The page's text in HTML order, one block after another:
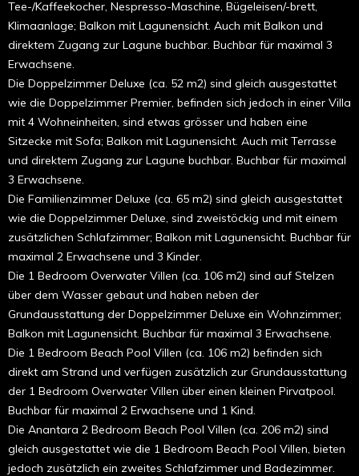
Tee-/Kaffeekocher, Nespresso-Maschine, Bügeleisen/-brett,
Klimaanlage; Balkon mit Lagunensicht. Auch mit Balkon und
direktem Zugang zur Lagune buchbar. Buchbar für maximal 3
Erwachsene.
Die Doppelzimmer Deluxe (ca. 52 m2) sind gleich ausgestattet
wie die Doppelzimmer Premier, befinden sich jedoch in einer Villa
mit 4 Wohneinheiten, sind etwas grösser und haben eine
Sitzecke mit Sofa; Balkon mit Lagunensicht. Auch mit Terrasse
und direktem Zugang zur Lagune buchbar. Buchbar für maximal
3 Erwachsene.
Die Familienzimmer Deluxe (ca. 65 m2) sind gleich ausgestattet
wie die Doppelzimmer Deluxe, sind zweistöckig und mit einem
zusätzlichen Schlafzimmer; Balkon mit Lagunensicht. Buchbar für
maximal 2 Erwachsene und 3 Kinder.
Die 1 Bedroom Overwater Villen (ca. 106 m2) sind auf Stelzen
über dem Wasser gebaut und haben neben der
Grundausstattung der Doppelzimmer Deluxe ein Wohnzimmer;
Balkon mit Lagunensicht. Buchbar für maximal 3 Erwachsene.
Die 1 Bedroom Beach Pool Villen (ca. 106 m2) befinden sich
direkt am Strand und verfügen zusätzlich zur Grundausstattung
der 1 Bedroom Overwater Villen über einen kleinen Pirvatpool.
Buchbar für maximal 2 Erwachsene und 1 Kind.
Die Anantara 2 Bedroom Beach Pool Villen (ca. 206 m2) sind
gleich ausgestattet wie die 1 Bedroom Beach Pool Villen, bieten
jedoch zusätzlich ein zweites Schlafzimmer und Badezimmer.